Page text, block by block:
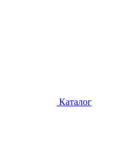
Каталог